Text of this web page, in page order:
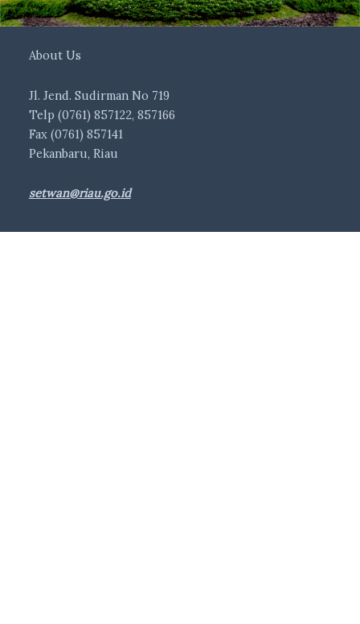
About Us
Jl. Jend. Sudirman No 719
Telp (0761) 857122, 857166
Fax (0761) 857141
Pekanbaru, Riau
setwan@riau.go.id